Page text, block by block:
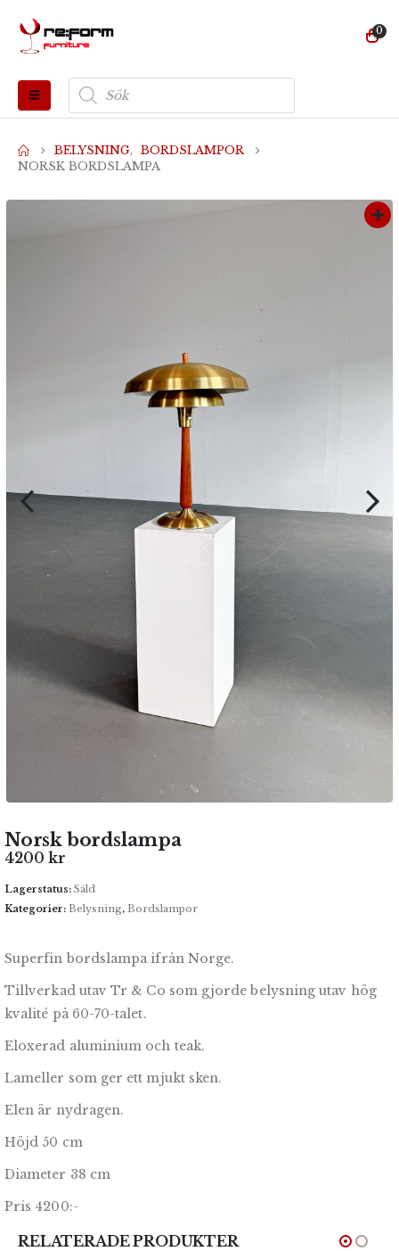
0
Produktsökning
BELYSNING, BORDSLAMPOR
NORSK BORDSLAMPA
Norsk bordslampa
4200 kr
Lagerstatus: Såld
Kategorier: Belysning, Bordslampor
Superfin bordslampa ifrån Norge.
Tillverkad utav Tr & Co som gjorde belysning utav hög
kvalité på 60-70-talet.
Eloxerad aluminium och teak.
Lameller som ger ett mjukt sken.
Elen är nydragen.
Höjd 50 cm
Diameter 38 cm
Pris 4200:-
RELATERADE PRODUKTER